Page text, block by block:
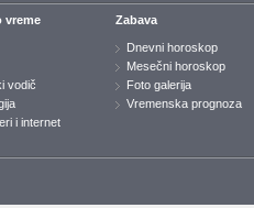
vreme
vodič
i internet
Zabava
Dnevni horoskop
Mesečni horoskop
Foto galerija
Vremenska prognoza